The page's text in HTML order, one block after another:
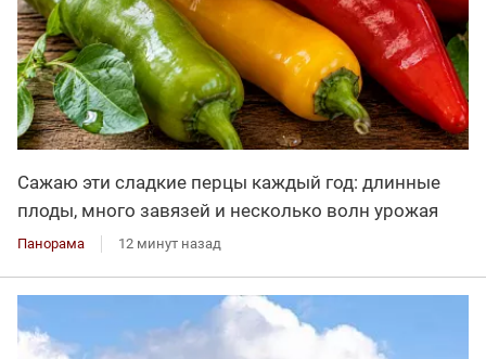
Сажаю эти сладкие перцы каждый год: длинные
плоды, много завязей и несколько волн урожая
Панорама 12 минут назад